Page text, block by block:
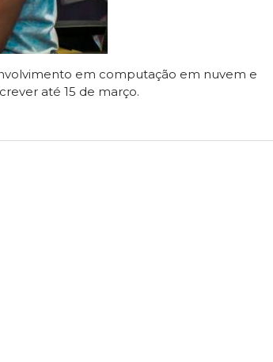
em computação em nuvem e
até 15 de março.